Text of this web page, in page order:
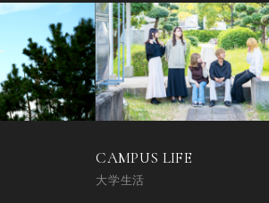
CAMPUS LIFE
大学生活